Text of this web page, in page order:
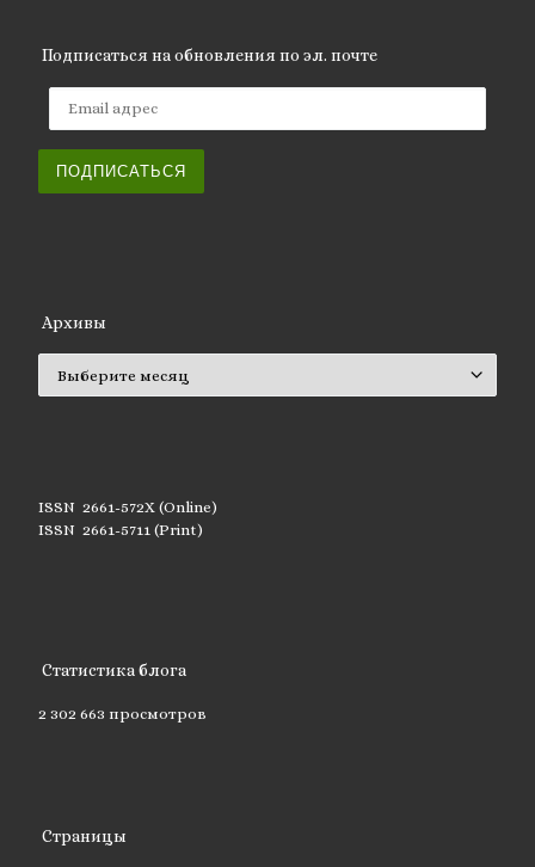
Подписаться на обновления по эл. почте
ПОДПИСАТЬСЯ
Архивы
ISSN 2661-572X (Online)
ISSN 2661-5711 (Print)
Статистика блога
2 302 663 просмотров
Страницы